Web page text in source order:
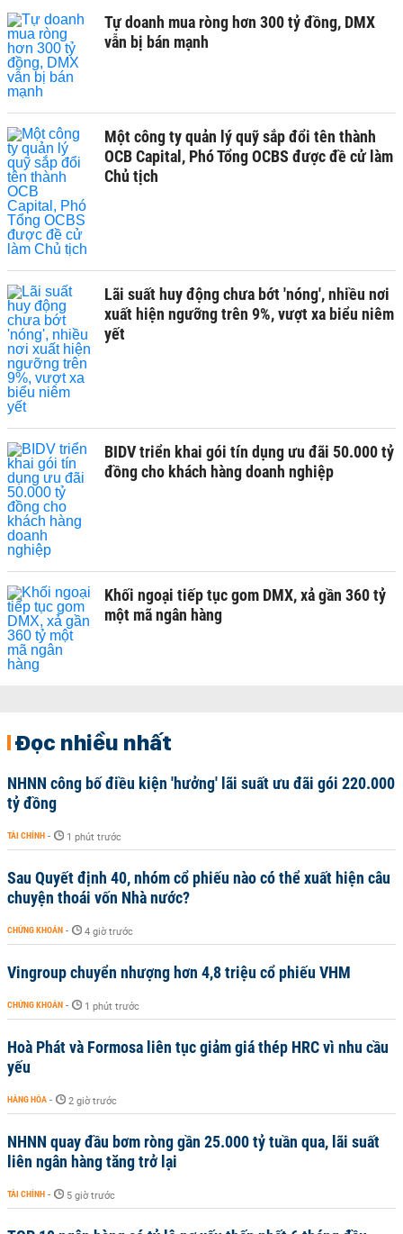
Tự doanh mua ròng hơn 300 tỷ đồng, DMX
vẫn bị bán mạnh
Một công ty quản lý quỹ sắp đổi tên thành
OCB Capital, Phó Tổng OCBS được đề cử làm
Chủ tịch
Lãi suất huy động chưa bớt 'nóng', nhiều nơi
xuất hiện ngưỡng trên 9%, vượt xa biểu niêm
yết
BIDV triển khai gói tín dụng ưu đãi 50.000 tỷ
đồng cho khách hàng doanh nghiệp
Khối ngoại tiếp tục gom DMX, xả gần 360 tỷ
một mã ngân hàng
Đọc nhiều nhất
NHNN công bố điều kiện 'hưởng' lãi suất ưu đãi gói 220.000
tỷ đồng
TÀI CHÍNH - 1 phút trước
Sau Quyết định 40, nhóm cổ phiếu nào có thể xuất hiện câu
chuyện thoái vốn Nhà nước?
CHỨNG KHOÁN - 4 giờ trước
Vingroup chuyển nhượng hơn 4,8 triệu cổ phiếu VHM
CHỨNG KHOÁN - 1 phút trước
Hoà Phát và Formosa liên tục giảm giá thép HRC vì nhu cầu
yếu
HÀNG HÓA - 2 giờ trước
NHNN quay đầu bơm ròng gần 25.000 tỷ tuần qua, lãi suất
liên ngân hàng tăng trở lại
TÀI CHÍNH - 5 giờ trước